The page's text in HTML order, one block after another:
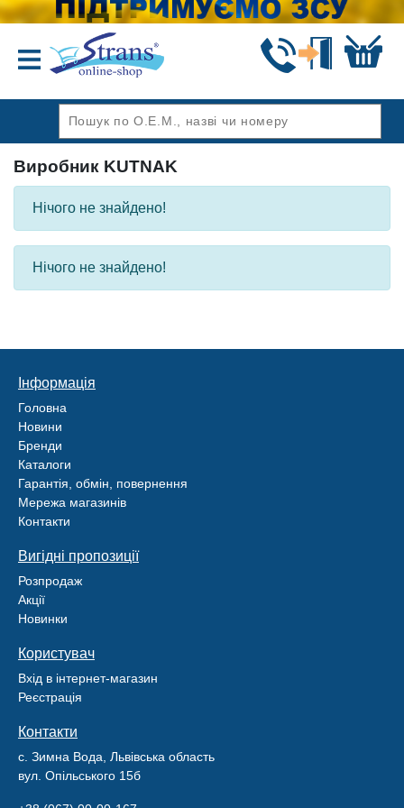
Виробник KUTNAK
Нічого не знайдено!
Нічого не знайдено!
Інформація
Головна
Новини
Бренди
Каталоги
Гарантія, обмін, повернення
Мережа магазинів
Контакти
Вигідні пропозиції
Розпродаж
Акції
Новинки
Користувач
Вхід в інтернет-магазин
Реєстрація
Контакти
с. Зимна Вода, Львівська область
вул. Опільського 15б